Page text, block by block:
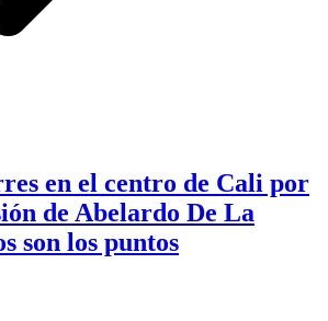
en el centro de Cali por
de Abelardo De La
son los puntos